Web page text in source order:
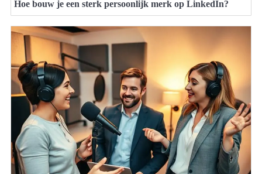
Hoe bouw je een sterk persoonlijk merk op LinkedIn?